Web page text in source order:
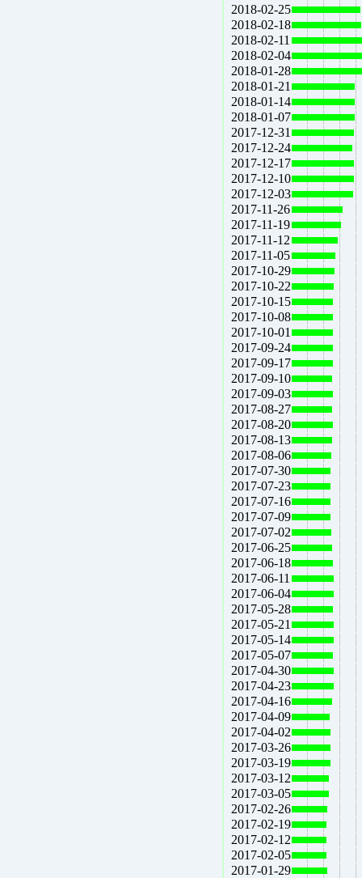
2018-02-25
2018-02-18
2018-02-11
2018-02-04
2018-01-28
2018-01-21
2018-01-14
2018-01-07
2017-12-31
2017-12-24
2017-12-17
2017-12-10
2017-12-03
2017-11-26
2017-11-19
2017-11-12
2017-11-05
2017-10-29
2017-10-22
2017-10-15
2017-10-08
2017-10-01
2017-09-24
2017-09-17
2017-09-10
2017-09-03
2017-08-27
2017-08-20
2017-08-13
2017-08-06
2017-07-30
2017-07-23
2017-07-16
2017-07-09
2017-07-02
2017-06-25
2017-06-18
2017-06-11
2017-06-04
2017-05-28
2017-05-21
2017-05-14
2017-05-07
2017-04-30
2017-04-23
2017-04-16
2017-04-09
2017-04-02
2017-03-26
2017-03-19
2017-03-12
2017-03-05
2017-02-26
2017-02-19
2017-02-12
2017-02-05
2017-01-29